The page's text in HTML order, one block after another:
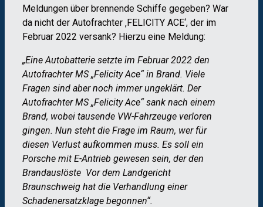
Meldungen über brennende Schiffe gegeben? War
da nicht der Autofrachter ‚FELICITY ACE‘, der im
Februar 2022 versank? Hierzu eine Meldung:
„Eine Autobatterie setzte im Februar 2022 den
Autofrachter MS „Felicity Ace“ in Brand. Viele
Fragen sind aber noch immer ungeklärt. Der
Autofrachter MS „Felicity Ace“ sank nach einem
Brand, wobei tausende VW-Fahrzeuge verloren
gingen. Nun steht die Frage im Raum, wer für
diesen Verlust aufkommen muss. Es soll ein
Porsche mit E-Antrieb gewesen sein, der den
Brandauslöste Vor dem Landgericht
Braunschweig hat die Verhandlung einer
Schadenersatzklage begonnen“.